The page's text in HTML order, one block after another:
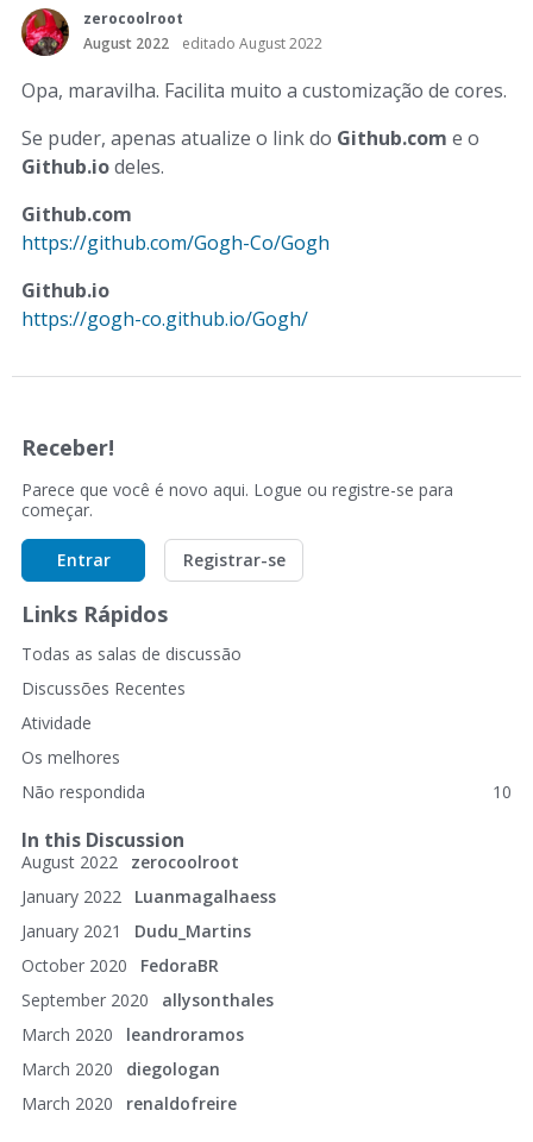
zerocoolroot
August 2022
editado August 2022
Opa, maravilha. Facilita muito a customização de cores.
Se puder, apenas atualize o link do Github.com e o
Github.iodeles.
Github.com
https://github.com/Gogh-Co/Gogh
Github.io
https://gogh-co.github.io/Gogh/
Receber!
Parece que você é novo aqui. Logue ou registre-se para
começar.
Entrar Registrar-se
Links Rápidos
Todas as salas de discussão
Discussões Recentes
Atividade
Os melhores
Não respondida
10
In this Discussion
August 2022
zerocoolroot
January 2022
Luanmagalhaess
January 2021
Dudu_Martins
October 2020
FedoraBR
September 2020
allysonthales
March 2020
leandroramos
March 2020
diegologan
March 2020
renaldofreire